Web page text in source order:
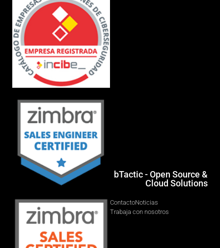
bTactic - Open Source &
Cloud Solutions
ContactoNoticias
Trabaja con nosotros